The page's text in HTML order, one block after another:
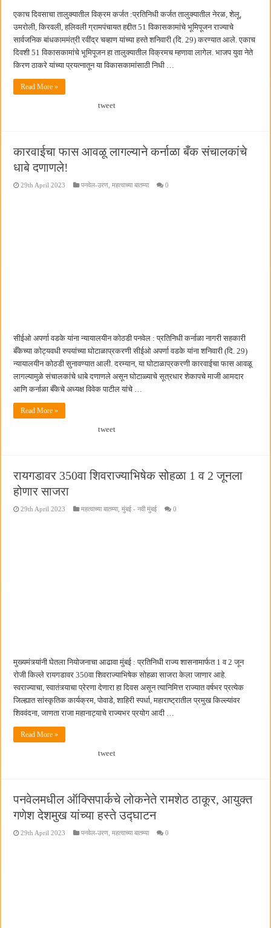
एकाच दिवसाचा तालुक्यातील विक्रम कर्जत :प्रतिनिधी कर्जत तालुक्यातील नेरळ, शेलू,
उमरोली, किरवली, हलिवली ग्रामपंचायत हद्दीत 51 विकासकामांचे भूमिपूजन राज्याचे
सार्वजनिक बांधकाममंत्री रवींद्र चव्हाण यांच्या हस्ते शनिवारी (दि. 29) करण्यात आले. एकाच
दिवशी 51 विकासकामांचे भूमिपूजन हा तालुक्यातील विक्रमच म्हणावा लागेल. भाजप युवा नेते
किरण ठाकरे यांच्या प्रयत्नातून या विकासकामांसाठी निधी …
Read More »
tweet
कारवाईचा फास आवळू लागल्याने कर्नाळा बँक संचालकांचे
धाबे दणाणले!
29th April 2023 पनवेल-उरण ,महत्वाच्या बातम्या 0
सीईओ अपर्णा वडके यांना न्यायालयीन कोठडी पनवेल : प्रतिनिधी कर्नाळा नागरी सहकारी
बँकेच्या कोट्यवधी रुपयांच्या घोटाळाप्रकरणी सीईओ अपर्णा वडके यांना शनिवारी (दि. 29)
न्यायालयीन कोठडी सुनावण्यात आली. दरम्यान, या घोटाळाप्रकरणी कारवाईचा फास आवळू
लागल्यामुळे संचालकांचे धाबे दणाणले असून घोटाळ्याचे सूत्रधार शेकापचे माजी आमदार
आणि कर्नाळा बँकेचे अध्यक्ष विवेक पाटील यांचे …
Read More »
tweet
रायगडावर 350वा शिवराज्याभिषेक सोहळा 1 व 2 जूनला
होणार साजरा
29th April 2023 महत्वाच्या बातम्या,मुंबई - नवी मुंबई 0
मुख्यमंत्र्यांनी घेतला नियोजनाचा आढावा मुंबई : प्रतिनिधी राज्य शासनामार्फत 1 व 2 जून
रोजी किल्ले रायगडावर 350वा शिवराज्याभिषेक सोहळा साजरा केला जाणार आहे.
स्वराज्याचा, स्वातंत्र्याचा प्रेरणा देणारा हा दिवस असून त्यानिमित्त राज्यात वर्षभर प्रत्येक
जिल्ह्यात सांस्कृतिक कार्यक्रम, पोवाडे, शाहिरी स्पर्धा, महाराष्ट्रातील प्रमुख किल्ल्यांवर
शिववंदना, जाणता राजा महानाट्याचे राज्यभर प्रयोग आदी …
Read More »
tweet
पनवेलमधील ऑक्सिपार्कचे लोकनेते रामशेठ ठाकूर, आयुक्त
गणेश देशमुख यांच्या हस्ते उद्घाटन
29th April 2023 पनवेल-उरण ,महत्वाच्या बातम्या 0